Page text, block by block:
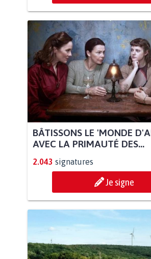
BÂTISSONS LE 'MONDE
AVEC LA PRIMAUTÉ DES...
2.043 signatures
Je signe